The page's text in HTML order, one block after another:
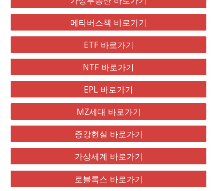
메타버스책 바로가기
ETF 바로가기
NTF 바로가기
EPL 바로가기
MZ세대 바로가기
증강현실 바로가기
가상세계 바로가기
로블록스 바로가기